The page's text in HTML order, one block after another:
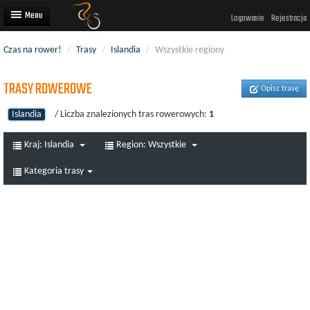
Logowanie Rejestracja
Trasy rowerowe
Wyścigi rowerowe
Użytkownicy
Dodaj
Czas na rower! / Trasy / Islandia / Wszystkie regiony
TRASY ROWEROWE Opisz trasę
Islandia / Liczba znalezionych tras rowerowych: 1
Kraj: Islandia Region: Wszystkie
Kategoria trasy